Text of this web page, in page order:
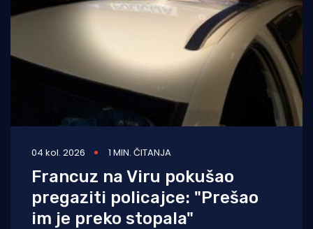
04 kol. 2026 1 MIN. ČITANJA
Francuz na Viru pokušao
pregaziti policajce: "Prešao
im je preko stopala"